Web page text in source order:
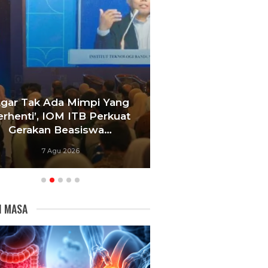
Tak Ada Mimpi Yang
IOM ITB Perkuat
Gerakan Beasiswa…
7 Agu 2026
MASA